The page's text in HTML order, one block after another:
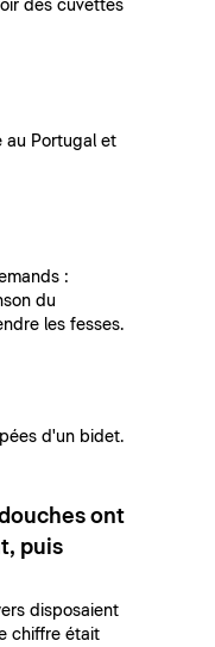
des cuvettes
au Portugal et
:
du
les fesses.
d'un bidet.
ont
puis
disposaient
chiffre était